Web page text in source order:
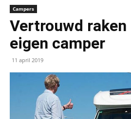
Campers
Vertrouwd
eigen camper
11 april 2019